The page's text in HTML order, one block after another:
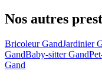
Nos autres
Bricoleur GandJardinier
GandBaby-sitter Gand
Gand